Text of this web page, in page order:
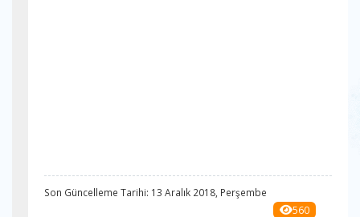
Son Güncelleme Tarihi: 13 Aralık 2018, Perşembe
560